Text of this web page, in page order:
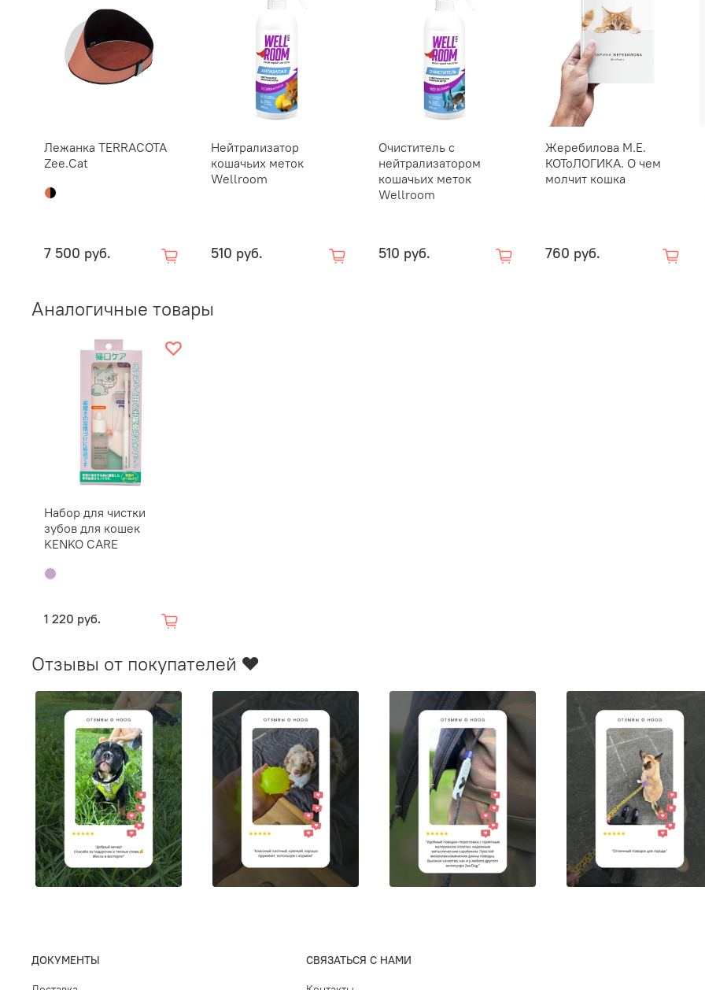
для
десны.
Если
даже
Лежанка TERRACOTA
Zee.Cat
7 500 руб.
Нейтрализатор
кошачьих меток
Wellroom
510 руб.
Очиститель с
нейтрализатором
кошачьих меток
Wellroom
510 руб.
Жеребилова М.Е.
КОТоЛОГИКА. О чем
молчит кошка
760 руб.
Аналогичные товары
Набор для чистки
зубов для кошек
KENKO CARE
1 220 руб.
Отзывы от покупателей ❤️
ДОКУМЕНТЫ СВЯЗАТЬСЯ С НАМИ